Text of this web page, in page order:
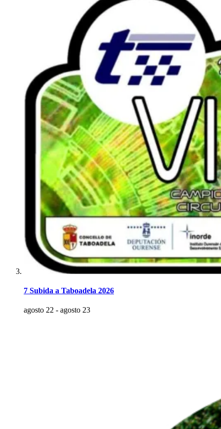
7 Subida a Taboadela 2026
agosto 22 - agosto 23